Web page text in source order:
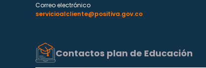
Correo electrónico
servicioalcliente@positiva.gov.co
Contactos plan de Educación